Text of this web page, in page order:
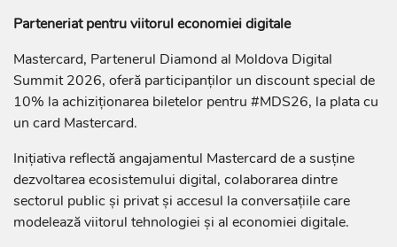
Parteneriat pentru viitorul economiei digitale
Mastercard, Partenerul Diamond al Moldova Digital
Summit 2026, oferă participanților un discount special de
10% la achiziționarea biletelor pentru #MDS26, la plata cu
un card Mastercard.
Inițiativa reflectă angajamentul Mastercard de a susține
dezvoltarea ecosistemului digital, colaborarea dintre
sectorul public și privat și accesul la conversațiile care
modelează viitorul tehnologiei și al economiei digitale.